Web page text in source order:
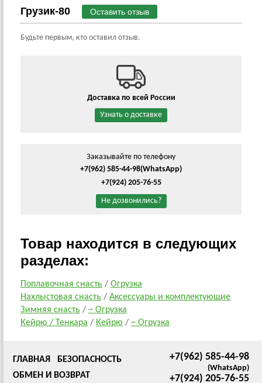
Грузик-80
Оставить отзыв
Будьте первым, кто оставил отзыв.
Доставка по всей России
Узнать о доставке
Заказывайте по телефону
+7(962) 585-44-98(WhatsApp)
+7(924) 205-76-55
Не дозвонились?
Товар находится в следующих
разделах:
Поплавочная снасть / Огрузка
Нахлыстовая снасть / Аксессуары и комплектующие
Зимняя снасть / ~ Огрузка
Кейрю / Тенкара / Кейрю / ~ Огрузка
+7(962) 585-44-98
(WhatsApp)
+7(924) 205-76-55
ГЛАВНАЯ
БЕЗОПАСНОСТЬ
ОБМЕН И ВОЗВРАТ